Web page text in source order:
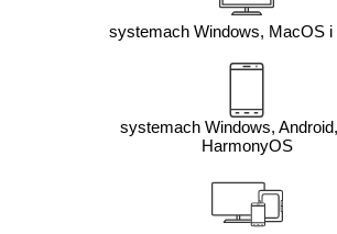
systemach Windows, MacOS i
systemach Windows,
HarmonyOS